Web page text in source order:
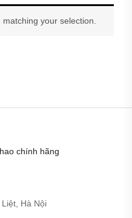
your selection.
Hà Nội